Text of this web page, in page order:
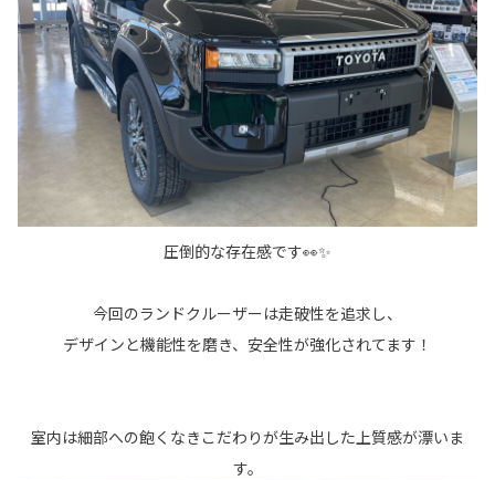
圧倒的な存在感です👀✨
今回のランドクルーザーは走破性を追求し、
デザインと機能性を磨き、安全性が強化されてます！
室内は細部への飽くなきこだわりが生み出した上質感が漂いま
す。